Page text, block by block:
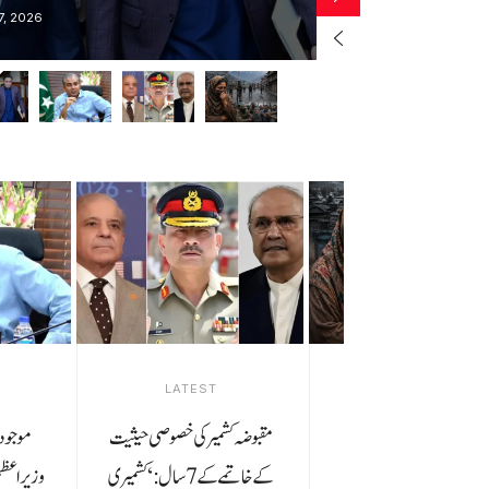
2026
LATEST
مقبوضہ کشمیر کی خصوصی حیثیت
کے خاتمے کے 7 سال: ‘کشمیری